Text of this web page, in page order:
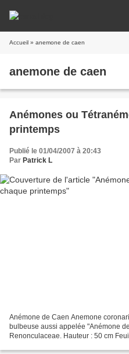
Accueil » anemone de caen
anemone de caen
Anémones ou
printemps
Publié le 01/04/2007 à 20:43
Par Patrick L
Anémone de Caen Anemone
bulbeuse aussi appelée "Anémone
Renonculaceae. Hauteur : 50 cm